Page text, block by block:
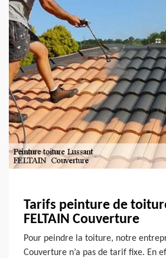
Tarifs peinture de
FELTAIN Couverture
Pour peindre la toiture, notre
Couverture n’a pas de tarif fixe. En